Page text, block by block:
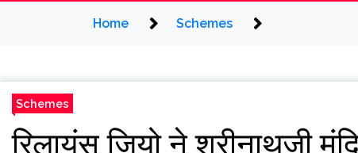
Home Schemes
Schemes
रिलायंस जियो ने श्रीनाथजी